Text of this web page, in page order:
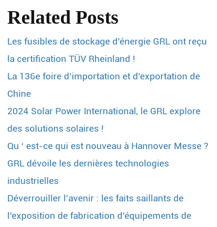
Related Posts
Les fusibles de stockage d’énergie GRL ont reçu
la certification TÜV Rheinland !
La 136e foire d’importation et d’exportation de
Chine
2024 Solar Power International, le GRL explore
des solutions solaires !
Qu ‘ est-ce qui est nouveau à Hannover Messe ?
GRL dévoile les dernières technologies
industrielles
Déverrouiller l’avenir : les faits saillants de
l’exposition de fabrication d’équipements de